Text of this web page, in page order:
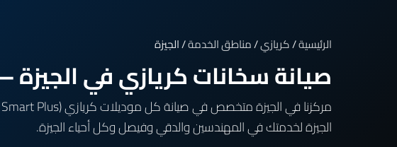
الرئيسية/كريازي/مناطق الخدمة/ الجيزة
صيانة سخانات كريازي في
الجيزة لخدمتك في المهندسين والدقي وفيصل وكل أحياء الجيزة.